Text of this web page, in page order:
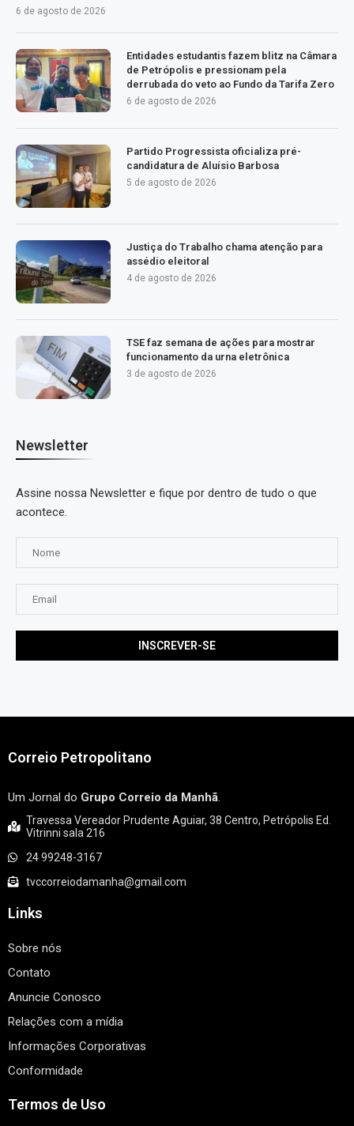
6 de agosto de 2026
Entidades estudantis fazem blitz na Câmara
de Petrópolis e pressionam pela
derrubada do veto ao Fundo da Tarifa Zero
6 de agosto de 2026
Partido Progressista oficializa pré-
candidatura de Aluísio Barbosa
5 de agosto de 2026
Justiça do Trabalho chama atenção para
assédio eleitoral
4 de agosto de 2026
TSE faz semana de ações para mostrar
funcionamento da urna eletrônica
3 de agosto de 2026
Newsletter
Assine nossa Newsletter e fique por dentro de tudo o que
acontece.
Correio Petropolitano
Um Jornal do Grupo Correio da Manhã.
Travessa Vereador Prudente Aguiar, 38 Centro, Petrópolis Ed.
Vitrinni sala 216
24 99248-3167
tvccorreiodamanha@gmail.com
Links
Sobre nós
Contato
Anuncie Conosco
Relações com a mídia
Informações Corporativas
Conformidade
Termos de Uso